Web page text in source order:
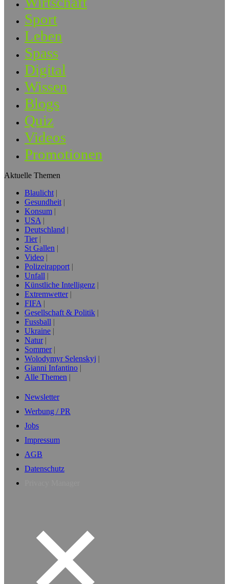
Sport
Leben
Spass
Digital
Wissen
Blogs
Quiz
Videos
Promotionen
Aktuelle Themen
Blaulicht
Gesundheit
Konsum
USA
Deutschland
Tier
St Gallen
Video
Polizeirapport
Unfall
Künstliche Intelligenz
Extremwetter
FIFA
Gesellschaft & Politik
Fussball
Ukraine
Natur
Sommer
Wolodymyr Selenskyj
Gianni Infantino
Alle Themen
Newsletter
Werbung / PR
Jobs
Impressum
AGB
Datenschutz